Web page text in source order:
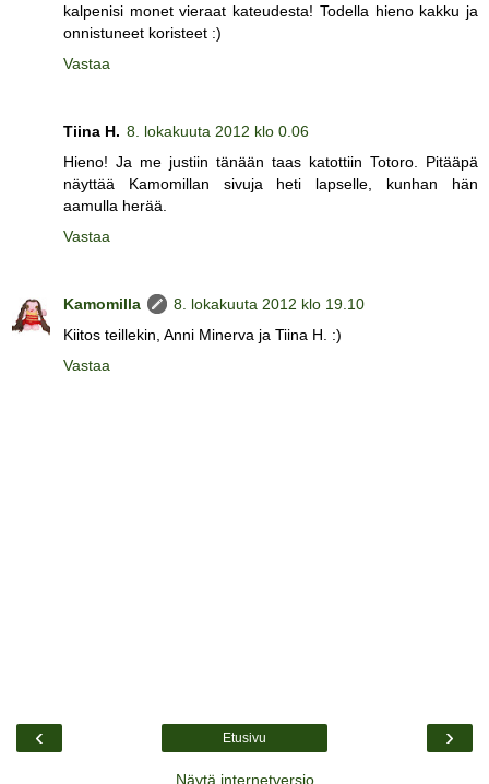
kalpenisi monet vieraat kateudesta! Todella hieno kakku ja
onnistuneet koristeet :)
Vastaa
Tiina H. 8. lokakuuta 2012 klo 0.06
Hieno! Ja me justiin tänään taas katottiin Totoro. Pitääpä
näyttää Kamomillan sivuja heti lapselle, kunhan hän
aamulla herää.
Vastaa
Kamomilla
8. lokakuuta 2012 klo 19.10
Kiitos teillekin, Anni Minerva ja Tiina H. :)
Vastaa
‹ ›
Etusivu
Näytä internetversio